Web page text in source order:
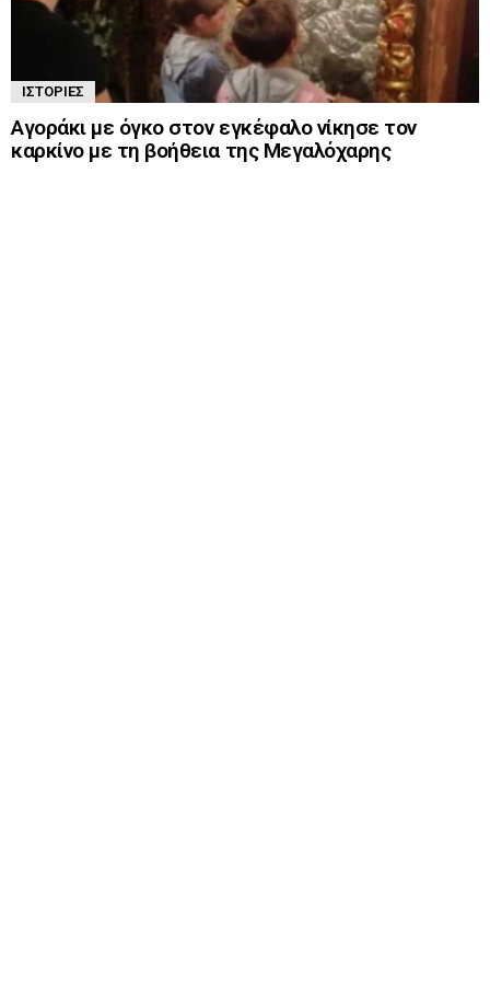
ΙΣΤΟΡΊΕΣ
Αγοράκι με όγκο στον εγκέφαλο νίκησε τον
καρκίνο με τη βοήθεια της Μεγαλόχαρης